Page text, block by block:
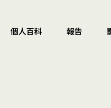
個人百科 報告